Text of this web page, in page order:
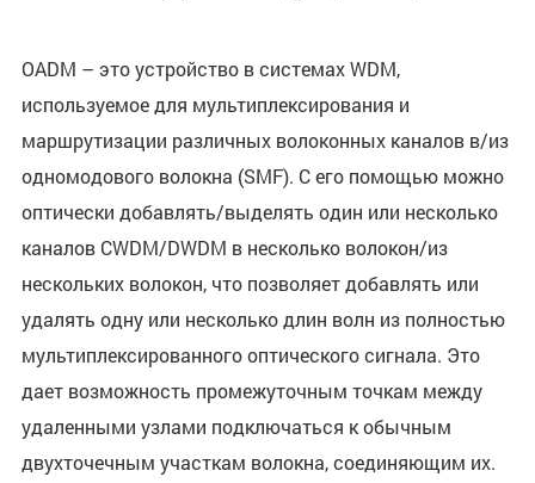
OADM – это устройство в системах WDM,
используемое для мультиплексирования и
маршрутизации различных волоконных каналов в/из
одномодового волокна (SMF). С его помощью можно
оптически добавлять/выделять один или несколько
каналов CWDM/DWDM в несколько волокон/из
нескольких волокон, что позволяет добавлять или
удалять одну или несколько длин волн из полностью
мультиплексированного оптического сигнала. Это
дает возможность промежуточным точкам между
удаленными узлами подключаться к обычным
двухточечным участкам волокна, соединяющим их.